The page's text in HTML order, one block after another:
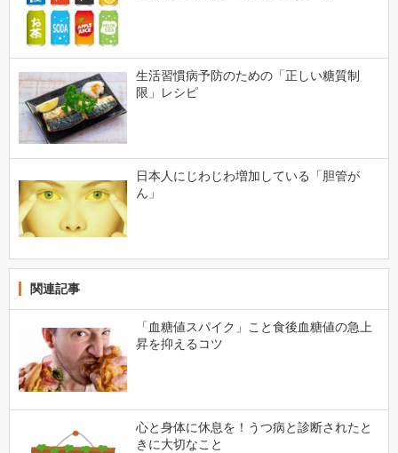
生活習慣病予防のための「正しい糖質制
限」レシピ
日本人にじわじわ増加している「胆管が
ん」
関連記事
「血糖値スパイク」こと食後血糖値の急上
昇を抑えるコツ
心と身体に休息を！うつ病と診断されたと
きに大切なこと